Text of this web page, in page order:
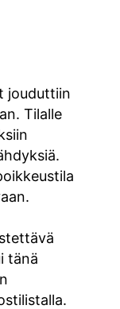
jouduttiin
Tilalle
tänä